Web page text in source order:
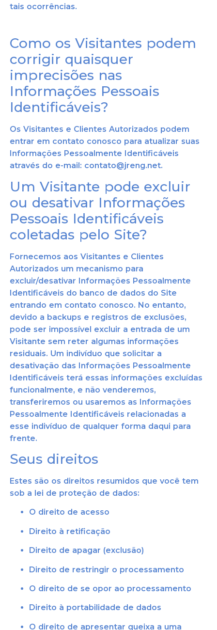
tais ocorrências.
Como os Visitantes podem
corrigir quaisquer
imprecisões nas
Informações Pessoais
Identificáveis?
Os Visitantes e Clientes Autorizados podem
entrar em contato conosco para atualizar suas
Informações Pessoalmente Identificáveis
através do e-mail: contato@jreng.net.
Um Visitante pode excluir
ou desativar Informações
Pessoais Identificáveis
coletadas pelo Site?
Fornecemos aos Visitantes e Clientes
Autorizados um mecanismo para
excluir/desativar Informações Pessoalmente
Identificáveis do banco de dados do Site
entrando em contato conosco. No entanto,
devido a backups e registros de exclusões,
pode ser impossível excluir a entrada de um
Visitante sem reter algumas informações
residuais. Um indivíduo que solicitar a
desativação das Informações Pessoalmente
Identificáveis terá essas informações excluídas
funcionalmente, e não venderemos,
transferiremos ou usaremos as Informações
Pessoalmente Identificáveis relacionadas a
esse indivíduo de qualquer forma daqui para
frente.
Seus direitos
Estes são os direitos resumidos que você tem
sob a lei de proteção de dados:
O direito de acesso
Direito à retificação
Direito de apagar (exclusão)
Direito de restringir o processamento
O direito de se opor ao processamento
Direito à portabilidade de dados
O direito de apresentar queixa a uma